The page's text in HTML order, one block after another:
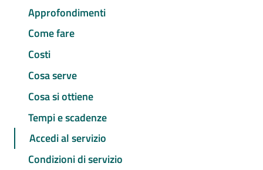
Approfondimenti
Come fare
Costi
Cosa serve
Cosa si ottiene
Tempi e scadenze
Accedi al servizio
Condizioni di servizio